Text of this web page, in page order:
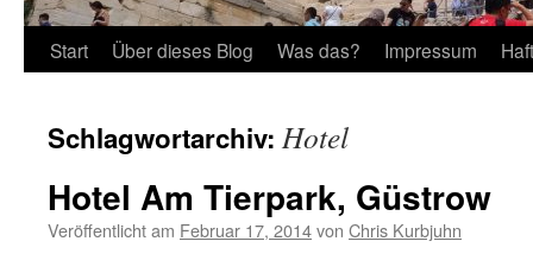
Start Über dieses Blog Was das? Impressum
Schlagwortarchiv: Hotel
Hotel Am Tierpark, Güstrow
Veröffentlicht am Februar 17, 2014von Chris Kurbjuhn